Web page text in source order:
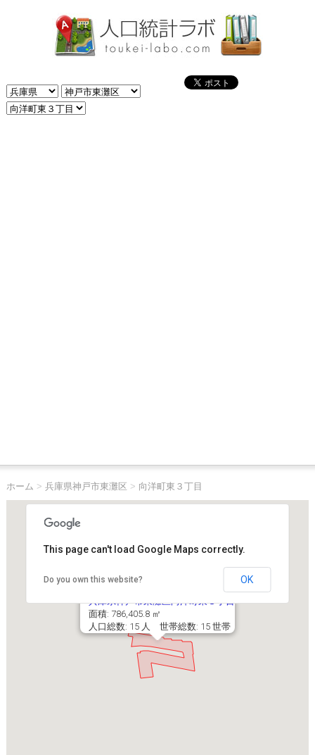
ホーム > 兵庫県神戸市東灘区 > 向洋町東３丁目
兵庫県神戸市東灘区向洋町東３丁目
面積: 786,405.8 ㎡
人口総数: 15 人 世帯総数: 15 世帯
This page can't load Google Maps correctly.
Do you own this website? OK